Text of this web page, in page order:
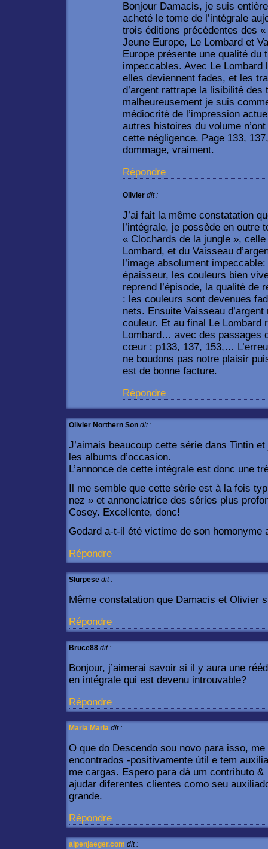
Bonjour Damacis, je suis
acheté le tome de l’intégrale
trois éditions précédentes des
Jeune Europe, Le Lombard et
Europe présente une qualité
impeccables. Avec Le
elles deviennent fades, et les
d’argent rattrape la lisibilité
malheureusement je suis
médiocrité de l’impression
autres histoires du volume
cette négligence. Page 133,
dommage, vraiment.
Répondre
Olivier dit :
J’ai fait la même constatation
l’intégrale, je possède en outre
« Clochards de la jungle »,
Lombard, et du Vaisseau
l’image absolument
épaisseur, les couleurs bien
reprend l’épisode, la qualité de
: les couleurs sont devenues
nets. Ensuite Vaisseau
couleur. Et au final Le Lombard
Lombard… avec des passages
cœur : p133, 137, 153,…
ne boudons pas notre plaisir
est de bonne facture.
Répondre
Olivier Northern Son dit :
J’aimais beaucoup cette série dans Tintin
les albums d’occasion.
L’annonce de cette intégrale est donc une
Il me semble que cette série est à la fois
nez » et annonciatrice des séries plus
Cosey. Excellente, donc!
Godard a-t-il été victime de son homonyme
Répondre
Slurpese dit :
Même constatation que Damacis et Olivier
Répondre
Bruce88 dit :
Bonjour, j’aimerai savoir si il y aura une
en intégrale qui est devenu introuvable?
Répondre
Maria Maria dit :
O que do Descendo sou novo para isso,
encontrados -positivamente útil e tem
me cargas. Espero para dá um contributo &
ajudar diferentes clientes como seu
grande.
Répondre
alpenjaeger.com dit :